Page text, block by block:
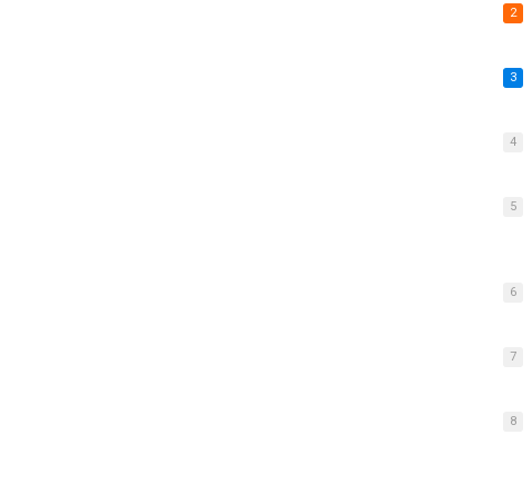
2
3
4
5
6
7
8